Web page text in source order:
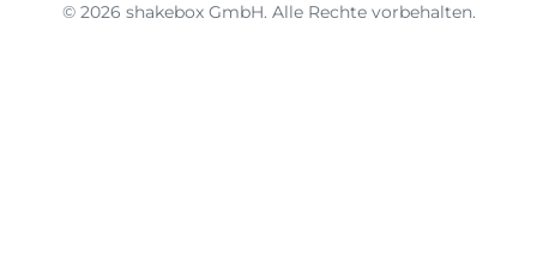
© 2026 shakebox GmbH. Alle Rechte vorbehalten.